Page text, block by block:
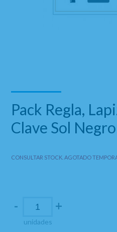
Pack Regla,
Clave Sol Negro
CONSULTAR STOCK. AGOTADO
-
unidades
+